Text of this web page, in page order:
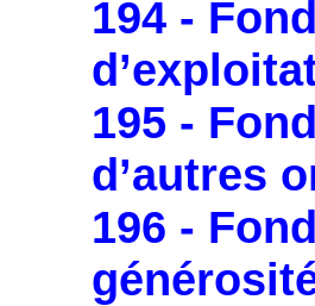
194 -
195 -
d’autres
196 -